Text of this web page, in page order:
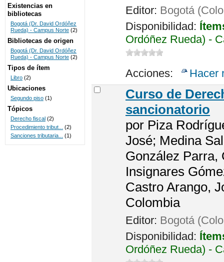
Editor: Bogotá
Disponibilidad:
Ordóñez Rueda) -
Acciones: Hacer
Curso de
sancionatorio
por Piza
José; Medina
González Parra,
Insignares
Castro Arango,
Colombia
Editor: Bogotá
Disponibilidad:
Ordóñez Rueda) -
Existencias en
bibliotecas
Bogotá (Dr. David Ordóñez
Rueda) - Campus Norte (2)
Bibliotecas de origen
Bogotá (Dr. David Ordóñez
Rueda) - Campus Norte (2)
Tipos de ítem
Libro (2)
Ubicaciones
Segundo piso (1)
Tópicos
Derecho fiscal (2)
Procedimiento tribut...
(2)
Sanciones tributaria... (1)